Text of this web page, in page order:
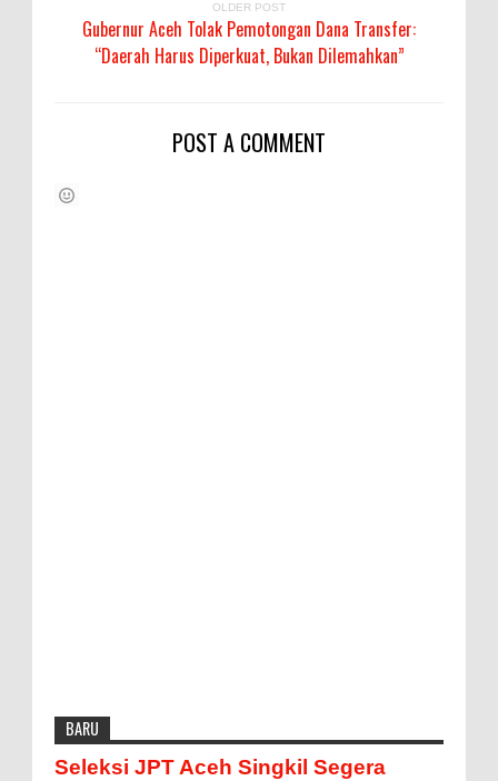
OLDER POST
Gubernur Aceh Tolak Pemotongan Dana Transfer:
“Daerah Harus Diperkuat, Bukan Dilemahkan”
POST A COMMENT
BARU
Seleksi JPT Aceh Singkil Segera